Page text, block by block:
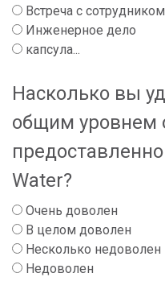
Встреча с
Инженерное дело
капсула...
Насколько вы
общим уровнем
Water?
Очень доволен
В целом доволен
Несколько недоволен
Недоволен